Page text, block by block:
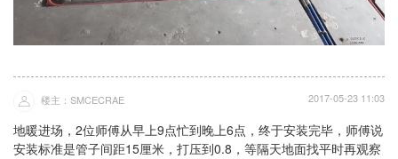
楼主：SMCECRAE 2017-05-23 11:03
地暖进场，2位师傅从早上9点忙到晚上6点，终于安装完毕，师傅说
安装标准是管子间距15厘米，打压到0.8，等隔天地面找平时再观察